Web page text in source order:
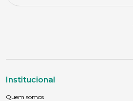
Institucional
Quem somos
Escolaridade